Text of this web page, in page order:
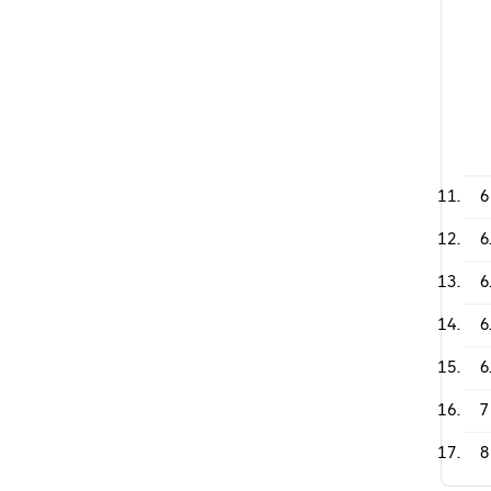
6
7
8